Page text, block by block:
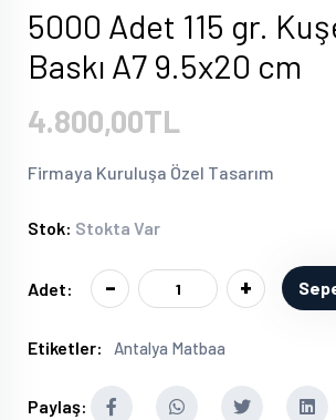
5000 Adet 115 gr.
Baskı A7 9.5x20 cm
4.800,00TL
Firmaya Kuruluşa Özel Tasarım
Stok: Stokta Var
Adet: - +
Etiketler: Antalya Matbaa
Paylaş: